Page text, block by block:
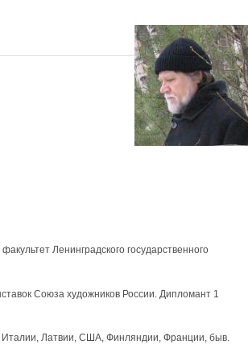
Ленинградского государственного
Союза художников России. Дипломант 1
Италии, Латвии, США, Финляндии, Франции, быв.